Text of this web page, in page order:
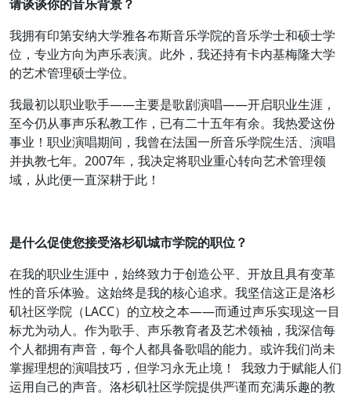
请谈谈你的音乐背景？
我拥有印第安纳大学雅各布斯音乐学院的音乐学士和硕士学
位，专业方向为声乐表演。此外，我还持有卡内基梅隆大学
的艺术管理硕士学位。
我最初以职业歌手——主要是歌剧演唱——开启职业生涯，
至今仍从事声乐私教工作，已有二十五年有余。我热爱这份
事业！职业演唱期间，我曾在法国一所音乐学院生活、演唱
并执教七年。2007年，我决定将职业重心转向艺术管理领
域，从此便一直深耕于此！
是什么促使您接受洛杉矶城市学院的职位？
在我的职业生涯中，始终致力于创造公平、开放且具有变革
性的音乐体验。这始终是我的核心追求。我坚信这正是洛杉
矶社区学院（LACC）的立校之本——而通过声乐实现这一目
标尤为动人。作为歌手、声乐教育者及艺术领袖，我深信每
个人都拥有声音，每个人都具备歌唱的能力。或许我们尚未
掌握理想的演唱技巧，但学习永无止境！ 我致力于赋能人们
运用自己的声音。洛杉矶社区学院提供严谨而充满乐趣的教